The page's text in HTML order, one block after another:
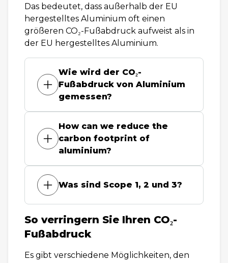
Das bedeutet, dass außerhalb der EU
hergestelltes Aluminium oft einen
größeren CO₂-Fußabdruck aufweist als in
der EU hergestelltes Aluminium.
Wie wird der CO₂-
Fußabdruck von Aluminium
gemessen?
How can we reduce the
carbon footprint of
aluminium?
Was sind Scope 1, 2 und 3?
So verringern Sie Ihren CO₂-
Fußabdruck
Es gibt verschiedene Möglichkeiten, den